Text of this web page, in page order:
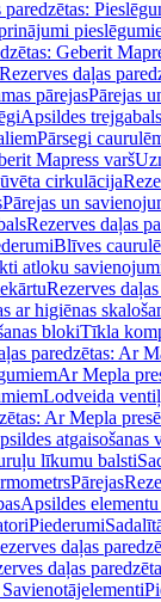
paredzētas:
Geberit
Rezerves daļas
pārejasPārejas
Apsildes trejgabals
Pārsegi
Mapress varš
cirkulācija
Pārejas un
Rezerves daļas
Blīves
atloku
Rezerves
ar higiēnas
blokiTīkla
paredzētas: Ar
Ar Mepla
Lodveida
Ar Mepla
atgaisošanas
līkumu balsti
Pārejas
Apsildes
Piederumi
daļas
daļas